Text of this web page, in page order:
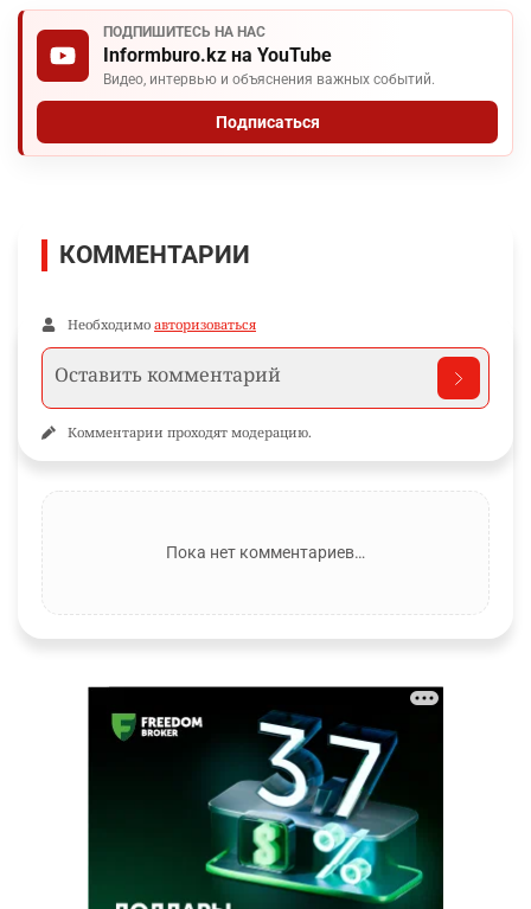
ПОДПИШИТЕСЬ НА НАС
Informburo.kz на YouTube
Видео, интервью и объяснения важных событий.
Подписаться
КОММЕНТАРИИ
Необходимо авторизоваться
Комментарии проходят модерацию.
Пока нет комментариев…